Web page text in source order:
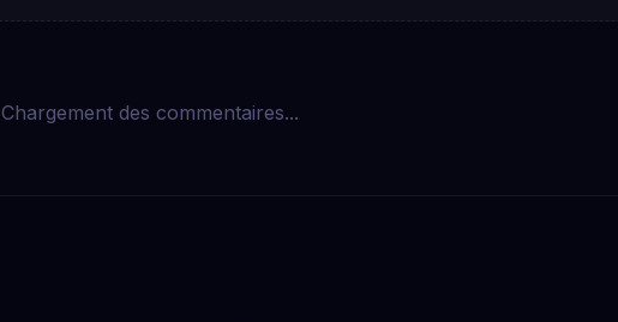
Chargement des commentaires...